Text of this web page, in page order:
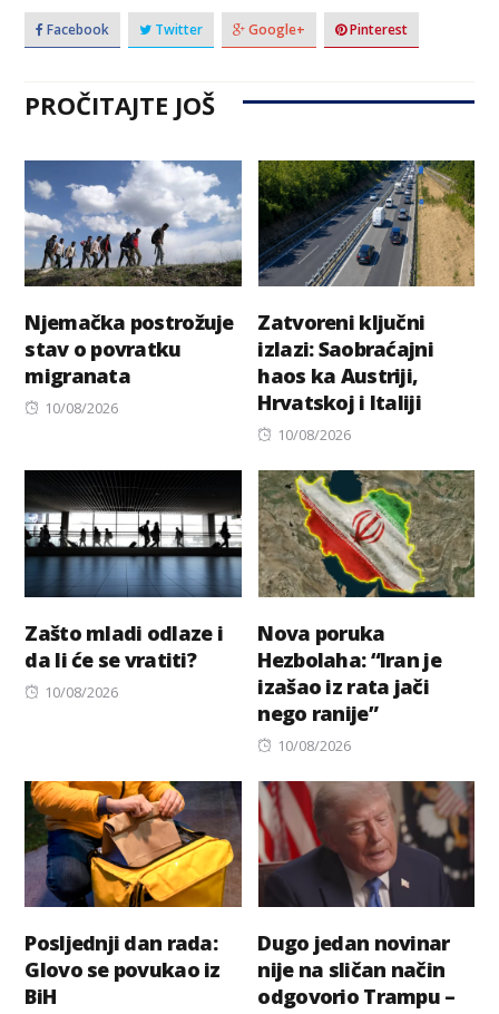
Facebook Twitter Google+ Pinterest
PROČITAJTE JOŠ
Njemačka postrožuje
stav o povratku
migranata
Posted
10/08/2026
Zatvoreni ključni
izlazi: Saobraćajni
haos ka Austriji,
Hrvatskoj i Italiji
Posted
10/08/2026
Zašto mladi odlaze i
da li će se vratiti?
Posted
10/08/2026
Nova poruka
Hezbolaha: “Iran je
izašao iz rata jači
nego ranije”
Posted
10/08/2026
Posljednji dan rada:
Glovo se povukao iz
BiH
Dugo jedan novinar
nije na sličan način
odgovorio Trampu –